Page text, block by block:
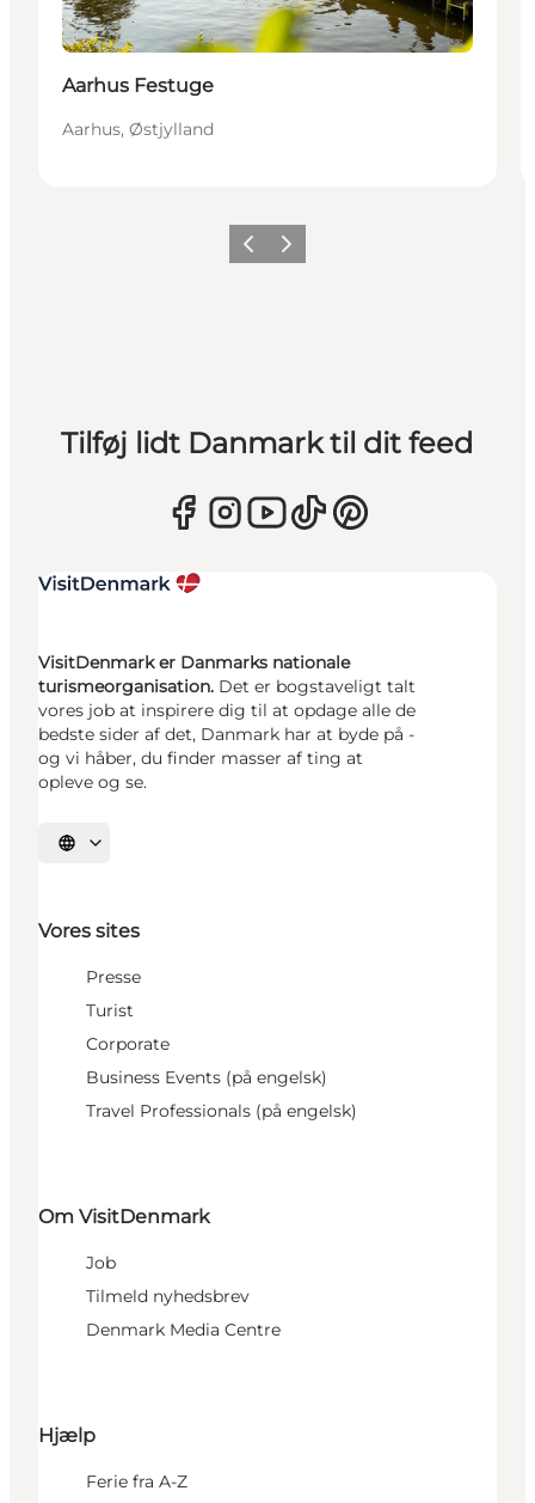
Aarhus Festuge
Aarhus, Østjylland
ForrigeNæste
Tilføj lidt Danmark til dit feed
VisitDenmark er Danmarks nationale
turismeorganisation. Det er bogstaveligt talt
vores job at inspirere dig til at opdage alle de
bedste sider af det, Danmark har at byde på -
og vi håber, du finder masser af ting at
opleve og se.
Vælg sprog
Vores sites
Presse
Turist
Corporate
Business Events (på engelsk)
Travel Professionals (på engelsk)
Om VisitDenmark
Job
Tilmeld nyhedsbrev
Denmark Media Centre
Hjælp
Ferie fra A-Z